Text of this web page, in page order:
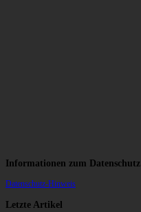
Informationen zum Datenschutz
Datenschutz-Hinweis
Letzte Artikel